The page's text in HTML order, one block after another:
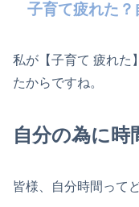
子育て疲れた？
私が【子育て 疲れた
たからですね。
自分の為に時
皆様、自分時間って